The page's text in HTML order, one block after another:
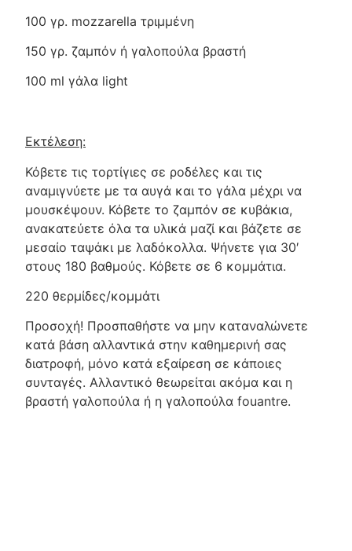
100 γρ. mozzarella τριμμένη
150 γρ. ζαμπόν ή γαλοπούλα βραστή
100 ml γάλα light
Εκτέλεση:
Κόβετε τις τορτίγιες σε ροδέλες και τις
αναμιγνύετε με τα αυγά και το γάλα μέχρι να
μουσκέψουν. Κόβετε το ζαμπόν σε κυβάκια,
ανακατεύετε όλα τα υλικά μαζί και βάζετε σε
μεσαίο ταψάκι με λαδόκολλα. Ψήνετε για 30′
στους 180 βαθμούς. Κόβετε σε 6 κομμάτια.
220 θερμίδες/κομμάτι
Προσοχή! Προσπαθήστε να μην καταναλώνετε
κατά βάση αλλαντικά στην καθημερινή σας
διατροφή, μόνο κατά εξαίρεση σε κάποιες
συνταγές. Αλλαντικό θεωρείται ακόμα και η
βραστή γαλοπούλα ή η γαλοπούλα fouantre.